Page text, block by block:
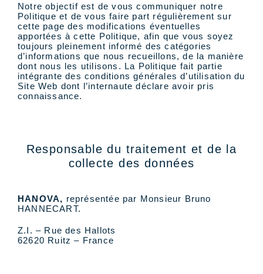
Notre objectif est de vous communiquer notre
Politique et de vous faire part régulièrement sur
cette page des modifications éventuelles
apportées à cette Politique, afin que vous soyez
toujours pleinement informé des catégories
d’informations que nous recueillons, de la manière
dont nous les utilisons. La Politique fait partie
intégrante des conditions générales d’utilisation du
Site Web dont l’internaute déclare avoir pris
connaissance.
Responsable du traitement et de la
collecte des données
HANOVA, représentée par Monsieur Bruno
HANNECART.
Z.I. – Rue des Hallots
62620 Ruitz – France